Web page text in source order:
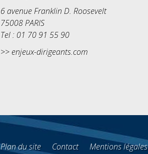
6 avenue Franklin D. Roosevelt
75008 PARIS
Tel : 01 70 91 55 90
>> enjeux-dirigeants.com
Plan du site Contact Mentions légales